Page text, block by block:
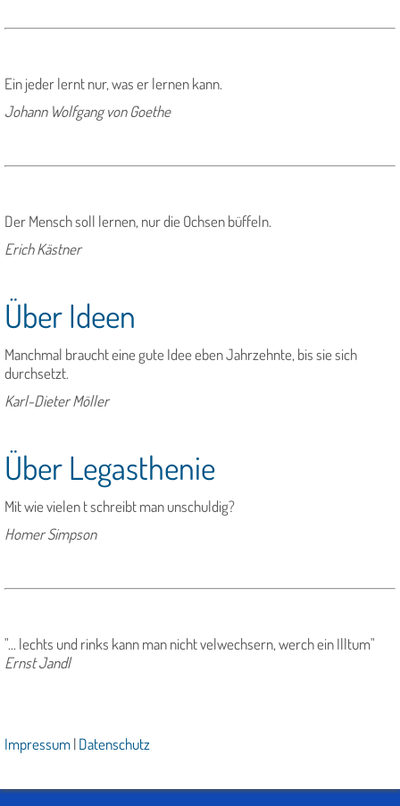
Ein jeder lernt nur, was er lernen kann.
Johann Wolfgang von Goethe
Der Mensch soll lernen, nur die Ochsen büffeln.
Erich Kästner
Über Ideen
Manchmal braucht eine gute Idee eben Jahrzehnte, bis sie sich
durchsetzt.
Karl-Dieter Möller
Über Legasthenie
Mit wie vielen t schreibt man unschuldig?
Homer Simpson
"... lechts und rinks kann man nicht velwechsern, werch ein Illtum"
Ernst Jandl
Impressum|Datenschutz